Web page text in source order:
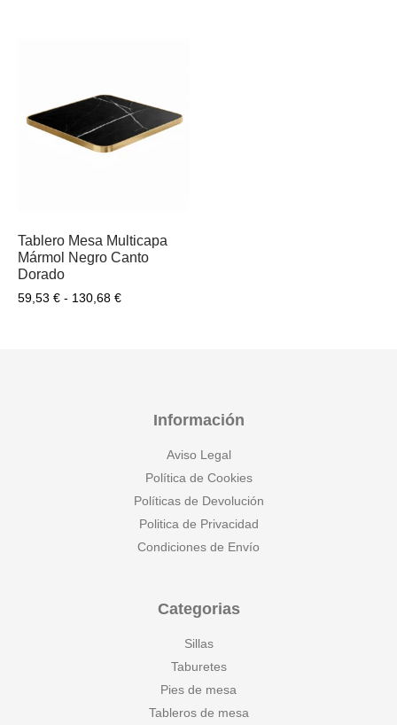
Tablero Mesa Multicapa
Mármol Negro Canto
Dorado
59,53 € - 130,68 €
Información
Aviso Legal
Política de Cookies
Políticas de Devolución
Politica de Privacidad
Condiciones de Envío
Categorias
Sillas
Taburetes
Pies de mesa
Tableros de mesa